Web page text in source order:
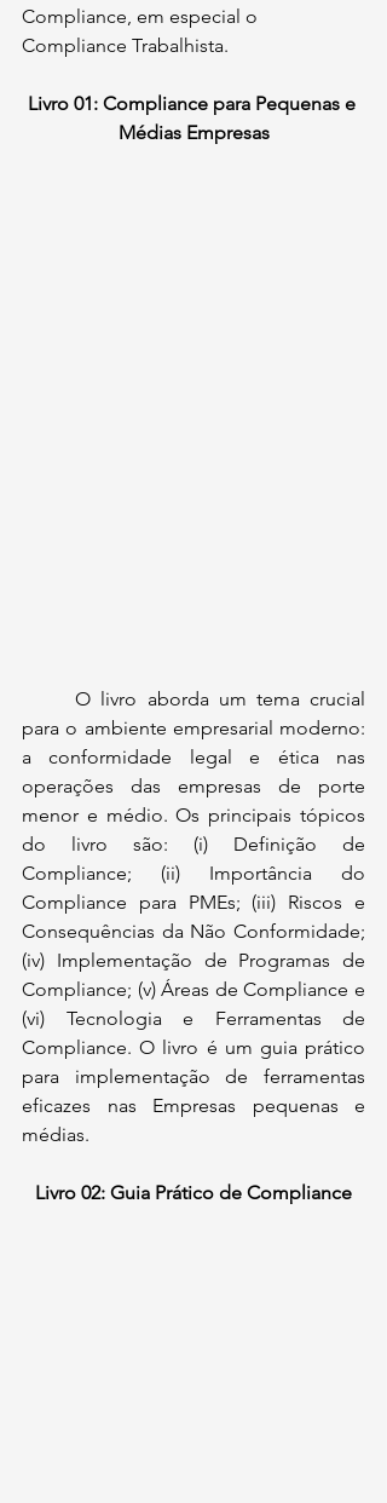
Compliance, em especial o
Compliance Trabalhista.
Livro 01: Compliance para Pequenas e
Médias Empresas
	O livro aborda um tema crucial
para o ambiente empresarial moderno:
a conformidade legal e ética nas
operações das empresas de porte
menor e médio. Os principais tópicos
do livro são: (i) Definição de
Compliance; (ii) Importância do
Compliance para PMEs; (iii) Riscos e
Consequências da Não Conformidade;
(iv) Implementação de Programas de
Compliance; (v) Áreas de Compliance e
(vi) Tecnologia e Ferramentas de
Compliance. O livro é um guia prático
para implementação de ferramentas
eficazes nas Empresas pequenas e
médias.
Livro 02: Guia Prático de Compliance